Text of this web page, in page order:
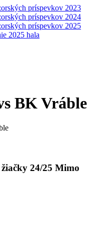
príspevkov 2023
príspevkov 2024
príspevkov 2025
2025 hala
BK Vráble
24/25 Mimo